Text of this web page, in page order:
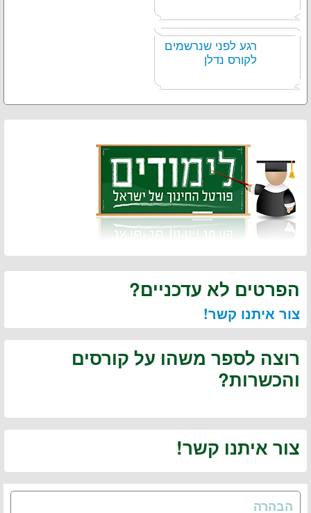
רגע לפני שנרשמים
לקורס נדלן
הפרטים לא עדכניים?
צור איתנו קשר!
רוצה לספר משהו על קורסים
והכשרות?
צור איתנו קשר!
הבהרה